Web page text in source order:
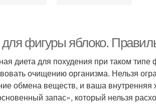
фигуры яблоко.
диета для похудения при таком
очищению организма. Нельзя
обмена веществ, и ваша внутренняя
запас», который нельзя